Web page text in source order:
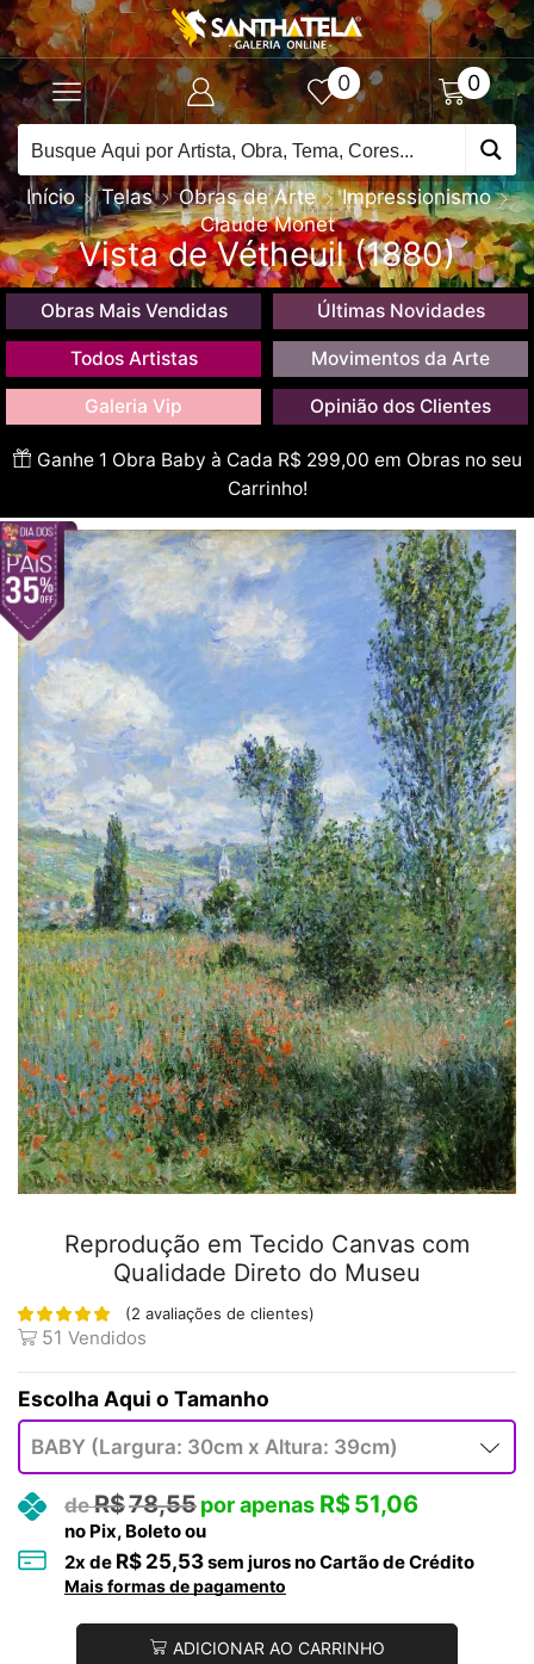
0 0
Início Telas Obras de Arte
Impressionismo
Claude Monet
Vista de Vétheuil (1880)
Obras Mais Vendidas Últimas Novidades
Todos Artistas Movimentos da Arte
Galeria Vip Opinião dos Clientes
Ganhe 1 Obra Baby à Cada R$ 299,00 em Obras no seu
Carrinho!
Reprodução em Tecido Canvas com
Qualidade Direto do Museu
(2 avaliações de clientes)
51 Vendidos
Tamanho
R$78,55 R$51,06
no Pix, Boleto ou
2x de R$ 25,53sem juros no Cartão de Crédito
Mais formas de pagamento
ADICIONAR AO CARRINHO